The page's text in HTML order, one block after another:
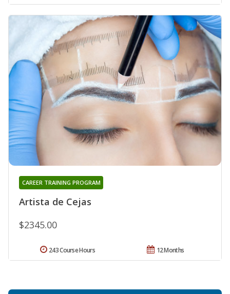
Artista de Cejas
CAREER TRAINING PROGRAM
$2345.00
12 Months
243 Course Hours